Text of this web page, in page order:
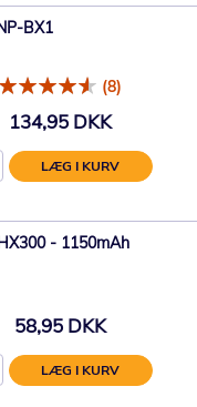
BX1
(8)
134,95 DKK
LÆG I KURV
- 1150mAh
58,95 DKK
LÆG I KURV